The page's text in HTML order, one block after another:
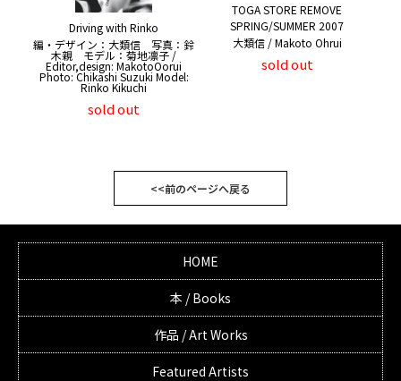
Driving with Rinko
編・デザイン：大類信 写真：鈴
木親 モデル：菊地凛子 /
Editor,design: MakotoOorui
Photo: Chikashi Suzuki Model:
Rinko Kikuchi
sold out
TOGA STORE REMOVE
SPRING/SUMMER 2007
大類信 / Makoto Ohrui
sold out
<<前のページへ戻る
HOME
本 / Books
作品 / Art Works
Featured Artists